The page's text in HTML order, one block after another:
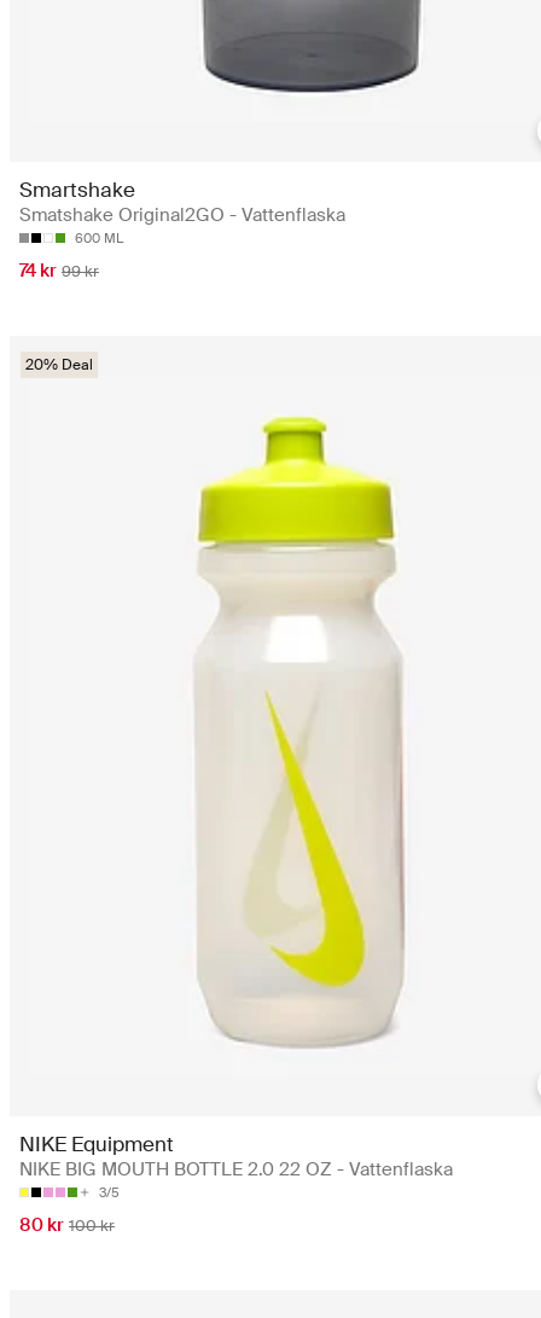
Smartshake
Smatshake Original2GO - Vattenflaska
600 ML
74 kr 99 kr
20% Deal
NIKE Equipment
NIKE BIG MOUTH BOTTLE 2.0 22 OZ - Vattenflaska
3/5
80 kr 100 kr